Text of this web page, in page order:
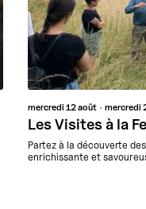
mercredi12 août mercredi
Les Visites à la
Partez à la découverte
enrichissante et